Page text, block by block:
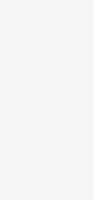
但计划把它变成一座博物馆
售给“Lazaridis WIAC SA”
和总经理，直到1991年底
法截然不同。
业的特色。从第一批葡萄
基础，到始终处于技术前沿
葡萄酒的特性